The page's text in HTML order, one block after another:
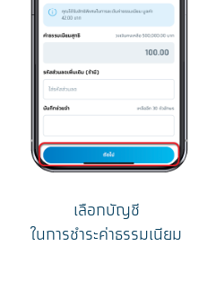
เลือกบัญชี
ในการชำระค่าธรรมเนียม